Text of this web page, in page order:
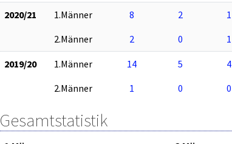
2020/21 1.Männer 8 2 1
2.Männer
2 0 1
2019/20 1.Männer 14 5 4
2.Männer
1 0 0
Gesamtstatistik